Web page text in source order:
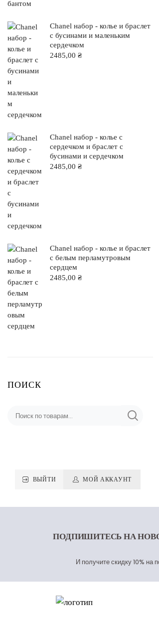
Chanel набор - колье и браслет
с бусинами и маленьким
сердечком
2485,00 ₴
Chanel набор - колье с
сердечком и браслет с
бусинами и сердечком
2485,00 ₴
Chanel набор - колье и браслет
с белым перламутровым
сердцем
2485,00 ₴
ПОИСК
ВЫЙТИ МОЙ АККАУНТ
ПОДПИШИТЕСЬ НА
И получите скидку 10% на